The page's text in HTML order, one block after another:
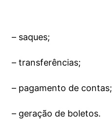
– saques;
– transferências;
– pagamento de contas;
– geração de boletos.